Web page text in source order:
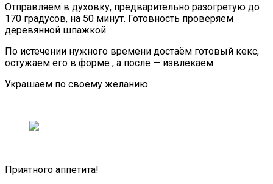
Отправляем в духовку, предварительно разогретую до
170 градусов, на 50 минут. Готовность проверяем
деревянной шпажкой.
По истечении нужного времени достаём готовый кекс,
остужаем его в форме , а после — извлекаем.
Украшаем по своему желанию.
Приятного аппетита!